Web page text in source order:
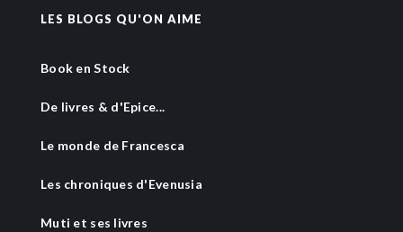
LES BLOGS QU'ON AIME
Book en Stock
De livres & d'Epice...
Le monde de Francesca
Les chroniques d'Evenusia
Muti et ses livres